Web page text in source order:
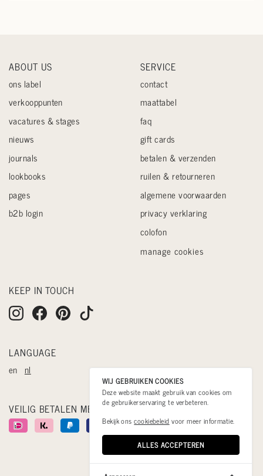
ABOUT US
ons label
verkooppunten
vacatures & stages
nieuws
journals
lookbooks
pages
b2b login
SERVICE
contact
maattabel
faq
gift cards
betalen & verzenden
ruilen & retourneren
algemene voorwaarden
privacy verklaring
colofon
manage cookies
KEEP IN TOUCH
LANGUAGE
en nl
VEILIG BETALEN MET
WIJ GEBRUIKEN COOKIES
Deze website maakt gebruik van cookies om
de gebruikerservaring te verbeteren.
Bekijk onscookiebeleid voor meer informatie.
ALLES ACCEPTEREN